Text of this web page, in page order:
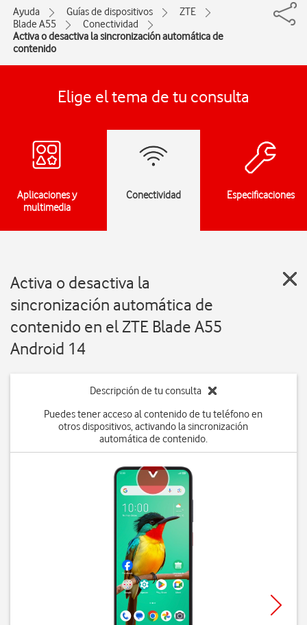
Ayuda Guías de dispositivos
ZTE
Blade A55
Conectividad
Activa o desactiva la sincronización automática de
contenido
Elige el tema de tu consulta
Aplicaciones y
multimedia
Conectividad Especificaciones
Activa o desactiva la
sincronización automática de
contenido en el ZTE Blade A55
Android 14
Descripción de tu consulta
Puedes tener acceso al contenido de tu teléfono en
otros dispositivos, activando la sincronización
automática de contenido.